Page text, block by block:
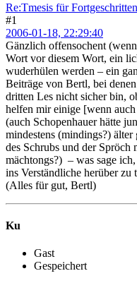
Re:Tmesis für
#1
2006-01-18, 22:29:40
Gänzlich offensochent
Wort vor diesem Wort, ein
wuderhülen werden – ein
Beiträge von Bertl, bei
dritten Les nicht sicher bin,
helfen mir einige [wenn
(auch Schopenhauer hätte
mindestens (mindings?)
des Schrubs und der Spröch
mächtongs?) – was sage
ins Verständliche herüber zu
(Alles für gut, Bertl)
Ku
Gast
Gespeichert